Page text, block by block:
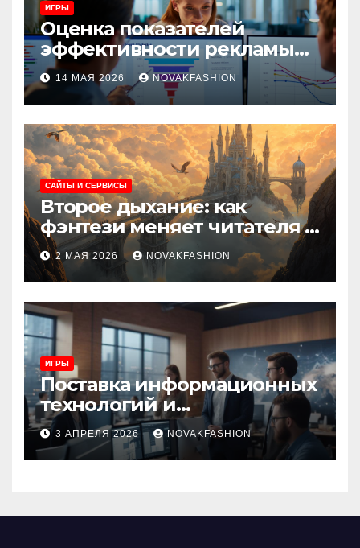
ИГРЫ
Оценка показателей
эффективности рекламы
при атрибуции
множественных точек
касания
14 МАЯ 2026 NOVAKFASHION
САЙТЫ И СЕРВИСЫ
Второе дыхание: как
фэнтези меняет читателя и
культуру
2 МАЯ 2026 NOVAKFASHION
ИГРЫ
Поставка информационных
технологий и
инновационные решения
3 АПРЕЛЯ 2026 NOVAKFASHION